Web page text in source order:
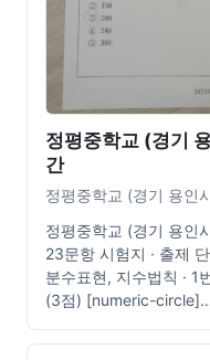
정평중학교 (경기
간
정평중학교 (경기 용인
정평중학교 (경기 용인
23문항 시험지 · 출제
분수표현, 지수법칙 · 1
(3점) [numeric-